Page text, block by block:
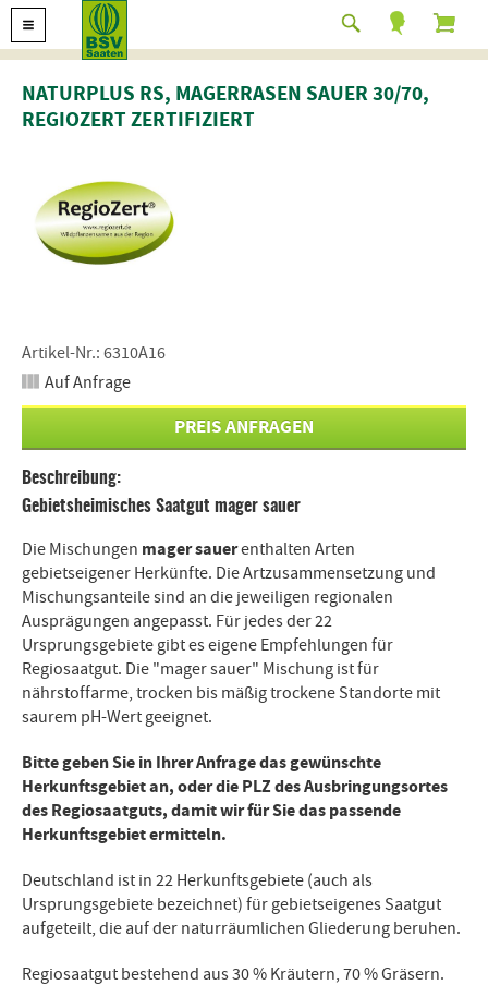
NATURPLUS RS, MAGERRASEN SAUER 30/70,
REGIOZERT ZERTIFIZIERT
Artikel-Nr.: 6310A16
Auf Anfrage
PREIS ANFRAGEN
Beschreibung:
Gebietsheimisches Saatgut mager sauer
Die Mischungen mager sauerenthalten Arten
gebietseigener Herkünfte. Die Artzusammensetzung und
Mischungsanteile sind an die jeweiligen regionalen
Ausprägungen angepasst. Für jedes der 22
Ursprungsgebiete gibt es eigene Empfehlungen für
Regiosaatgut. Die "mager sauer" Mischung ist für
nährstoffarme, trocken bis mäßig trockene Standorte mit
saurem pH-Wert geeignet.
Bitte geben Sie in Ihrer Anfrage das gewünschte
Herkunftsgebiet an, oder die PLZ des Ausbringungsortes
des Regiosaatguts, damit wir für Sie das passende
Herkunftsgebiet ermitteln.
Deutschland ist in 22 Herkunftsgebiete (auch als
Ursprungsgebiete bezeichnet) für gebietseigenes Saatgut
aufgeteilt, die auf der naturräumlichen Gliederung beruhen.
Regiosaatgut bestehend aus 30 % Kräutern, 70 % Gräsern.